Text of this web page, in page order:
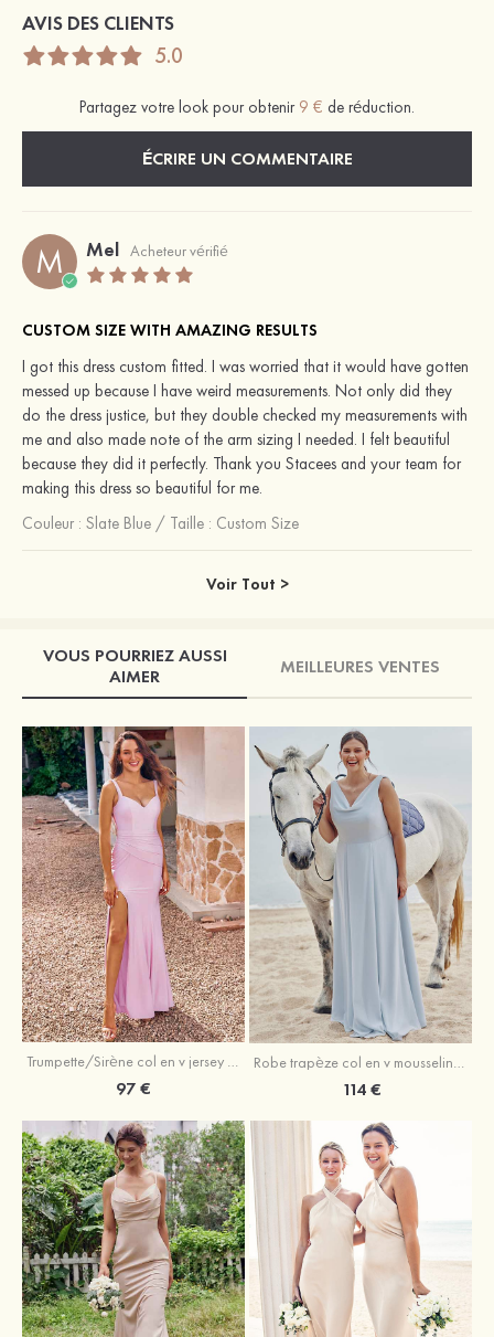
AVIS DES CLIENTS
5.0
Partagez votre look pour obtenir 9 € de réduction.
ÉCRIRE UN COMMENTAIRE
M Mel Acheteur vérifié
CUSTOM SIZE WITH AMAZING RESULTS
I got this dress custom fitted. I was worried that it would have gotten
messed up because I have weird measurements. Not only did they
do the dress justice, but they double checked my measurements with
me and also made note of the arm sizing I needed. I felt beautiful
because they did it perfectly. Thank you Stacees and your team for
making this dress so beautiful for me.
Couleur : Slate Blue / Taille : Custom Size
Voir Tout >
VOUS POURRIEZ AUSSI
AIMER
MEILLEURES VENTES
Trumpette/Sirène col en v jersey ras du sol robe de demoiselle d'honneur
97 € 114 €